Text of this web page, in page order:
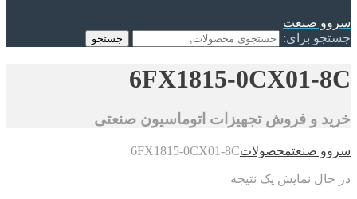
سروو صنعت
جستجو برای:
جستجو
6FX1815-0CX01-8C
خرید و فروش تجهیزات اتوماسیون صنعتی
سروو صنعتمحصولات6FX1815-0CX01-8C
در حال نمایش یک نتیجه